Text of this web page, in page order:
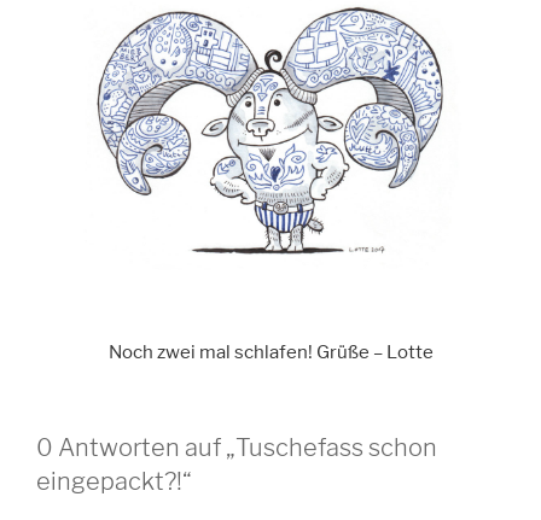
Noch zwei mal schlafen! Grüße – Lotte
0 Antworten auf „Tuschefass schon
eingepackt?!“